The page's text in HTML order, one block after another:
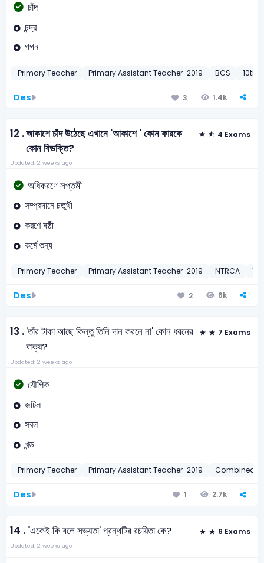
চাঁদ
চন্দ্র
গগন
Primary Teacher Primary Assistant Teacher-2019 BCS 10th
Des 3 1.4k
12 .আকাশে চাঁদ উঠেছে এখানে 'আকাশে ' কোন কারকে
কোন বিভক্তি?
4 Exams
Updated: 2 weeks ago
অধিকরণে সপ্তমী
সম্প্রদানে চতুর্থী
করণে ষষ্ঠী
কর্মে শুন্য
Primary Teacher Primary Assistant Teacher-2019 NTRCA
Des 2 6k
13 .'তাঁর টাকা আছে কিন্তু তিনি দান করনে না' কোন ধরনের
বাক্য?
7 Exams
Updated: 2 weeks ago
যৌগিক
জটিল
সরল
খন্ড
Primary Teacher Primary Assistant Teacher-2019 Combined
Des 1 2.7k
14 ."একেই কি বলে সভ্যতা' গ্রন্থটির রচয়িতা কে? 6 Exams
Updated: 2 weeks ago